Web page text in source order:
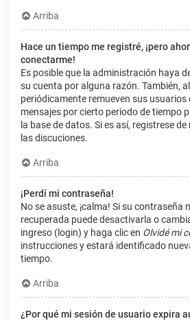
Arriba
Hace un tiempo me registré, ¡pero
conectarme!
Es posible que la administración haya
su cuenta por alguna razón. También,
periódicamente remueven sus usuarios
mensajes por cierto periodo de tiempo
la base de datos. Si es así, registrese
las discuciones.
Arriba
¡Perdí mi contraseña!
No se asuste, ¡calma! Si su contraseña
recuperada puede desactivarla o
ingreso (login) y haga clic en Olvidé mi
instrucciones y estará identificado
tiempo.
Arriba
¿Por qué mi sesión de usuario expira